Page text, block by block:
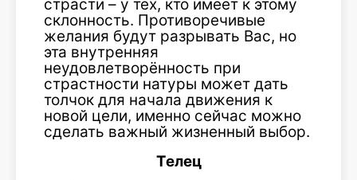
страсти – у тех, кто имеет к этому
склонность. Противоречивые
желания будут разрывать Вас, но
эта внутренняя
неудовлетворённость при
страстности натуры может дать
толчок для начала движения к
новой цели, именно сейчас можно
сделать важный жизненный выбор.
Телец